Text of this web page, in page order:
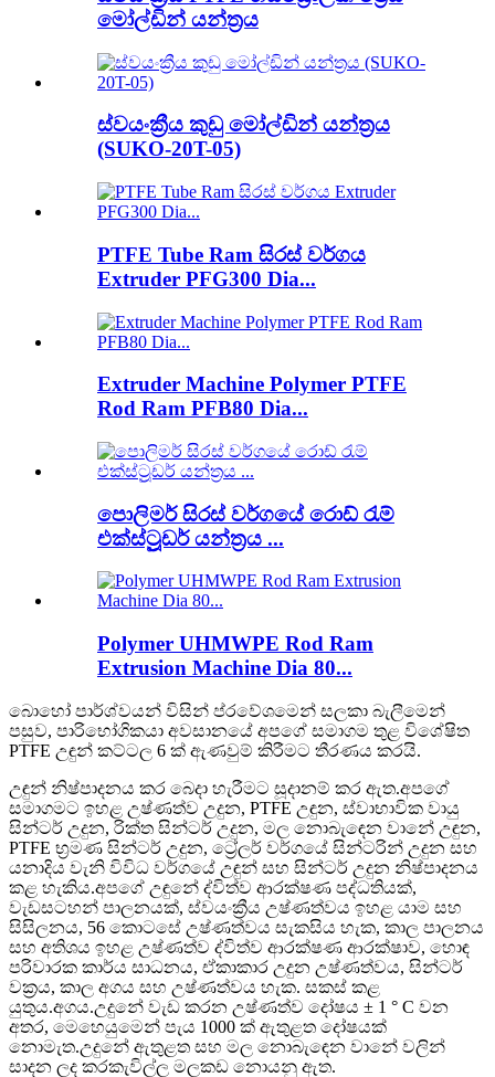
මෝල්ඩින් යන්ත්‍රය
ස්වයංක්‍රීය කුඩු මෝල්ඩින් යන්ත්‍රය
(SUKO-20T-05)
PTFE Tube Ram සිරස් වර්ගය
Extruder PFG300 Dia...
Extruder Machine Polymer PTFE
Rod Ram PFB80 Dia...
පොලිමර් සිරස් වර්ගයේ රොඩ් රැම්
එක්ස්ට්‍රූඩර් යන්ත්‍රය ...
Polymer UHMWPE Rod Ram
Extrusion Machine Dia 80...
බොහෝ පාර්ශ්වයන් විසින් ප්රවේශමෙන් සලකා බැලීමෙන්
පසුව, පාරිභෝගිකයා අවසානයේ අපගේ සමාගම තුළ විශේෂිත
PTFE උඳුන් කට්ටල 6 ක් ඇණවුම් කිරීමට තීරණය කරයි.
උඳුන් නිෂ්පාදනය කර බෙදා හැරීමට සූදානම් කර ඇත.අපගේ
සමාගමට ඉහළ උෂ්ණත්ව උදුන, PTFE උඳුන, ස්වාභාවික වායු
සින්ටර් උදුන, රික්ත සින්ටර් උදුන, මල නොබැඳෙන වානේ උඳුන,
PTFE භ්‍රමණ සින්ටර් උදුන, ට්‍රේලර් වර්ගයේ සින්ටරින් උදුන සහ
යනාදිය වැනි විවිධ වර්ගයේ උඳුන් සහ සින්ටර් උදුන නිෂ්පාදනය
කළ හැකිය.අපගේ උඳුනේ ද්විත්ව ආරක්ෂණ පද්ධතියක්,
වැඩසටහන් පාලනයක්, ස්වයංක්‍රීය උෂ්ණත්වය ඉහළ යාම සහ
සිසිලනය, 56 කොටසේ උෂ්ණත්වය සැකසිය හැක, කාල පාලනය
සහ අතිශය ඉහළ උෂ්ණත්ව ද්විත්ව ආරක්ෂණ ආරක්ෂාව, හොඳ
පරිවාරක කාර්ය සාධනය, ඒකාකාර උදුන උෂ්ණත්වය, සින්ටර්
වක්‍රය, කාල අගය සහ උෂ්ණත්වය හැක. සකස් කළ
යුතුය.අගය.උදුනේ වැඩ කරන උෂ්ණත්ව දෝෂය ± 1 ° C වන
අතර, මෙහෙයුමෙන් පැය 1000 ක් ඇතුළත දෝෂයක්
නොමැත.උදුනේ ඇතුළත සහ මල නොබැඳෙන වානේ වලින්
සාදන ලද කරකැවිල්ල මලකඩ නොයනු ඇත.